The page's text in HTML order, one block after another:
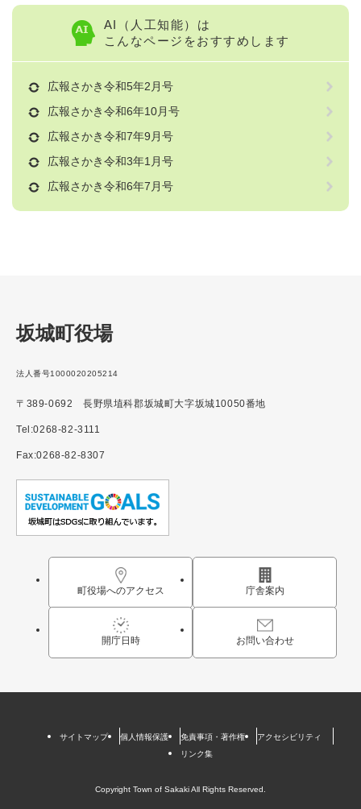
AI（人工知能）は
こんなページをおすすめします
広報さかき令和5年2月号
広報さかき令和6年10月号
広報さかき令和7年9月号
広報さかき令和3年1月号
広報さかき令和6年7月号
坂城町役場
法人番号1000020205214
〒389-0692 長野県埴科郡坂城町大字坂城10050番地
Tel:0268-82-3111
Fax:0268-82-8307
町役場へのアクセス 庁舎案内
開庁日時 お問い合わせ
サイトマップ 個人情報保護 免責事項・著作権
アクセシビリティ
リンク集
Copyright Town of Sakaki All Rights Reserved.